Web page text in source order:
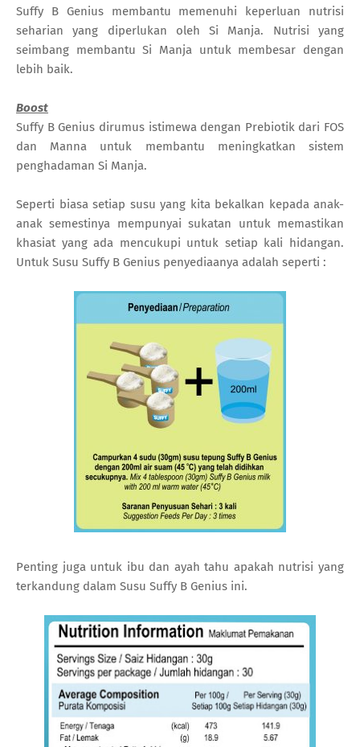
Suffy B Genius membantu memenuhi keperluan nutrisi
seharian yang diperlukan oleh Si Manja. Nutrisi yang
seimbang membantu Si Manja untuk membesar dengan
lebih baik.
Boost
Suffy B Genius dirumus istimewa dengan Prebiotik dari FOS
dan Manna untuk membantu meningkatkan sistem
penghadaman Si Manja.
Seperti biasa setiap susu yang kita bekalkan kepada anak-
anak semestinya mempunyai sukatan untuk memastikan
khasiat yang ada mencukupi untuk setiap kali hidangan.
Untuk Susu Suffy B Genius penyediaanya adalah seperti :
Penting juga untuk ibu dan ayah tahu apakah nutrisi yang
terkandung dalam Susu Suffy B Genius ini.